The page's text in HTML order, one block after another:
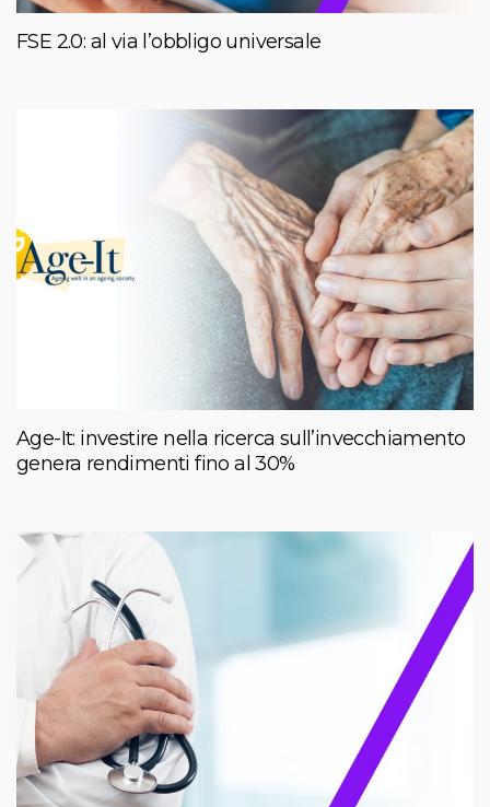
FSE 2.0: al via l’obbligo universale
Age-It: investire nella ricerca sull’invecchiamento
genera rendimenti fino al 30%